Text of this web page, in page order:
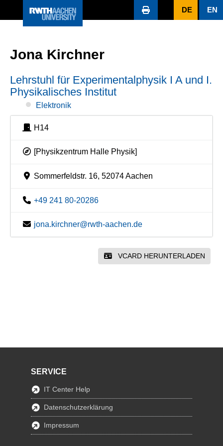
DE EN
Jona Kirchner
Lehrstuhl für Experimentalphysik I A und I.
Physikalisches Institut
Elektronik
H14
[Physikzentrum Halle Physik]
Sommerfeldstr. 16, 52074 Aachen
+49 241 80-20286
jona.kirchner@rwth-aachen.de
VCARD HERUNTERLADEN
SERVICE
IT Center Help
Datenschutzerklärung
Impressum